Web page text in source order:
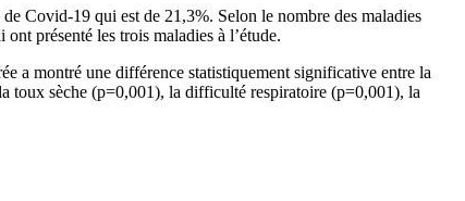
Covid-19 qui est de 21,3%. Selon le nombre des maladies
présenté les trois maladies à l’étude.
a montré une différence statistiquement significative entre la
toux sèche (p=0,001), la difficulté respiratoire (p=0,001), la